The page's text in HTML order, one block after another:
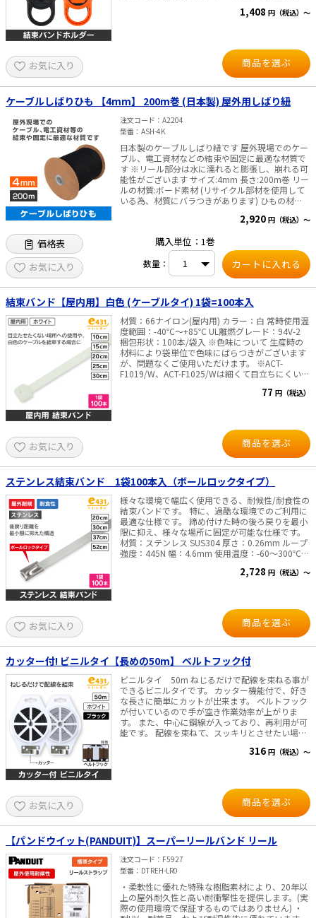
ボンに簡単装着。 ハンズフリーで効率的な作業を
1,408 円（税込）～
お気に入り 商品を選ぶ
ケーブルしばりひも 【4mm】 200m巻 (日本製) 屋外用しばり紐
注文コード
A2204
型番
ASH-4K
日本製のケーブルしばり紐です 屋外現場でのケー
ブル、電工資材などの結束や固定に最適な材質で
す ※リール部分は水に濡れると膨張し、崩れる可
能性がございます サイズ:4mm 長さ:200m巻 リー
ルの材質:ボード素材 (リサイクル部材を使用して
いる為、材質にバラつきがあります) ひもの材
2,920 円（税込）～
価格表
お気に入り
購入単位：1巻
数量：
結束バンド【屋内用】白色 (ケーブルタイ) 1袋=100本入
材質：66ナイロン(屋内用) カラー：白 常時使用温
度範囲：-40℃～+85℃ UL離燃グレード：94V-2
梱包形状：100本/袋入 ※色味について 生産時の
材料により袋単位で色味にばらつきがございます
が、問題なくご使用いただけます。 ※ACT-
F1019/W、ACT-F1025/Wは細くて目立ちにくい半
77 円（税込）
お気に入り 商品を選ぶ
ステンレス結束バンド 1袋100本入（ボールロックタイプ）
様々な環境で幅広く使用できる、耐候性/耐食性の
結束バンドです。 特に、過酷な環境でのご利用に
最適な仕様です。 締め付けた時の後ろ戻りを最小
限に抑え、様々な場所に固定が可能な仕様です。
材質：ステンレス SUS304 厚さ：0.26mm ループ
強度：445N 幅：4.6mm 使用温度：-60～300℃ 1
2,728 円（税込）～
お気に入り 商品を選ぶ
カッター付! ビニルタイ【長めの50m】 ベルトフック付
ビニルタイ 50m ねじるだけで配線を束ねる事が
できるビニルタイです。 カッター機能付で、好き
な長さに簡単にカットが出来ます。 ベルトフック
が付いているので手が空き作業効率が上がりま
す。 また、中心に鋼線が入っており、再利用が可
能です。 配線を束ねて、スッキリとさせたい場合
316 円（税込）～
お気に入り 商品を選ぶ
【パンドウイット(PANDUIT)】スーパーリールバンド リール
注文コード
F5927
型番
DTREH-LR0
・柔軟性に優れた特殊な樹脂素材により、20年以
上の屋外耐久性と高い耐衝撃性を提供します。(実
際の使用環境で保証するものではありません) ・